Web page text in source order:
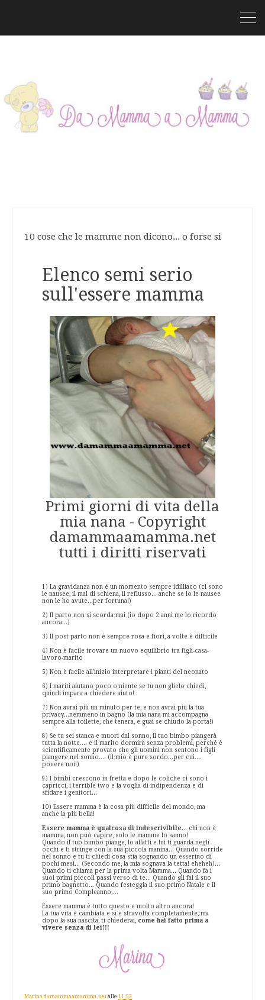
10 cose che le mamme non dicono... o forse si
Elenco semi serio
sull'essere mamma
Primi giorni di vita della
mia nana - Copyright
damammaamamma.net
tutti i diritti riservati
1) La gravidanza non è un momento sempre idilliaco (ci sono
le nausee, il mal di schiena, il reflusso... anche se io le nausee
non le ho avute...per fortuna!)
2) Il parto non si scorda mai (io dopo 2 anni me lo ricordo
ancora...)
3) Il post parto non è sempre rosa e fiori, a volte è difficile
4) Non è facile trovare un nuovo equilibrio tra figli-casa-
lavoro-marito
5) Non è facile all'inizio interpretare i pianti del neonato
6) I mariti aiutano poco o niente se tu non glielo chiedi,
quindi impara a chiedere aiuto!
7) Non avrai più un minuto per te, e non avrai più la tua
privacy...nemmeno in bagno (la mia nana mi accompagna
sempre alla toilette, che tenera, e guai se chiudo la porta!)
8) Se tu sei stanca e muori dal sonno, il tuo bimbo piangerà
tutta la notte.... e il marito dormirà senza problemi, perché è
scientificamente provato che gli uomini non sentono i figli
piangere nel sonno.... (il mio è pure sordo...per cui....
povere noi!)
9) I bimbi crescono in fretta e dopo le coliche ci sono i
capricci, i terrible two e la voglia di indipendenza e di
sfidare i genitori...
10) Essere mamma è la cosa più difficile del mondo, ma
anche la più bella!
Essere mamma è qualcosa di indescrivibile... chi non è
mamma, non può capire, solo le mamme lo sanno!
Quando il tuo bimbo piange, lo allatti e lui ti guarda negli
occhi e ti stringe con la sua piccola manina... Quando sorride
nel sonno e tu ti chiedi cosa stia sognando un esserino di
pochi mesi... (Secondo me, la mia sognava la tetta! eheheh)...
Quando ti chiama per la prima volta Mamma... Quando fa i
suoi primi piccoli passi verso di te... Quando gli fai il suo
primo bagnetto... Quando festeggia il suo primo Natale e il
suo primo Compleanno....
Essere mamma è tutto questo e molto altro ancora!
La tua vita è cambiata e si è stravolta completamente, ma
dopo la sua nascita, ti chiederai, come hai fatto prima a
vivere senza di lei!!!
Marina damammaamamma.net alle 11:53